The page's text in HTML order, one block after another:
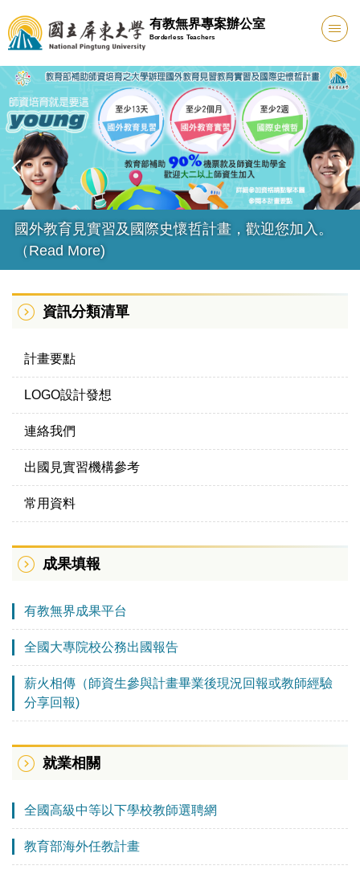
到
主
要
內
容
區
有教無界專案辦公室
Borderless Teachers
國外教育見實習及國際史懷哲計畫，歡迎您加入。
（Read More)
資訊分類清單
計畫要點
LOGO設計發想
連絡我們
出國見實習機構參考
常用資料
成果填報
有教無界成果平台
全國大專院校公務出國報告
薪火相傳（師資生參與計畫畢業後現況回報或教師經驗
分享回報)
就業相關
全國高級中等以下學校教師選聘網
教育部海外任教計畫